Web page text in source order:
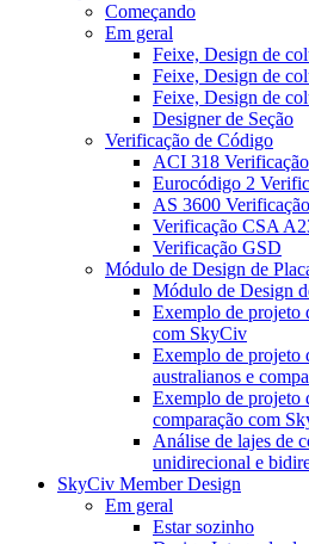
Começando
Em geral
Feixe, Design de
Feixe, Design de
Feixe, Design de
Designer de Seção
Verificação de Código
ACI 318 Verificação
Eurocódigo 2
AS 3600 Verificação
Verificação CSA
Verificação GSD
Módulo de Design de
Módulo de Design
Exemplo de projeto
com SkyCiv
Exemplo de projeto
australianos e
Exemplo de projeto
comparação com
Análise de lajes de
unidirecional e
SkyCiv Member Design
Em geral
Estar sozinho